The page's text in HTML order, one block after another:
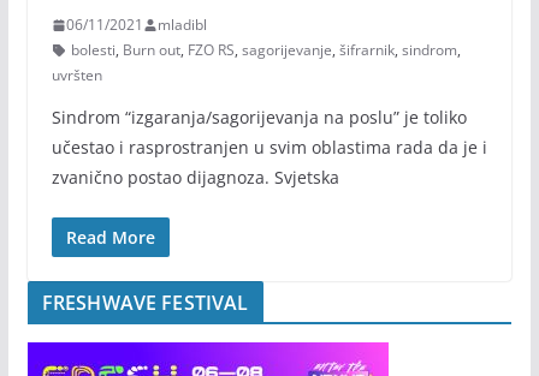
06/11/2021
mladibl
bolesti, Burn out, FZO RS, sagorijevanje, šifrarnik, sindrom,
uvršten
Sindrom “izgaranja/sagorijevanja na poslu” je toliko
učestao i rasprostranjen u svim oblastima rada da je i
zvanično postao dijagnoza. Svjetska
Read More
FRESHWAVE FESTIVAL